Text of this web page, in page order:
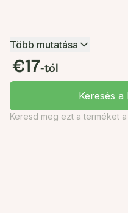
Több mutatása
€17-tól
Keresés a
Keresd meg ezt a terméket